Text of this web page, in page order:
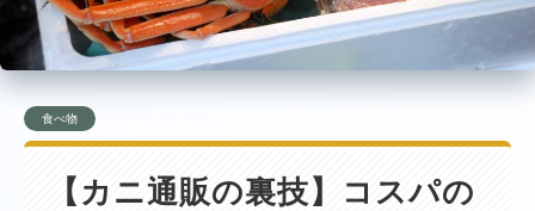
食べ物
【カニ通販の裏技】コスパの